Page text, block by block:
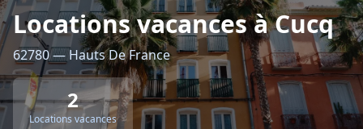
Locations vacances à Cucq
62780 — Hauts De France
2
Locations vacances